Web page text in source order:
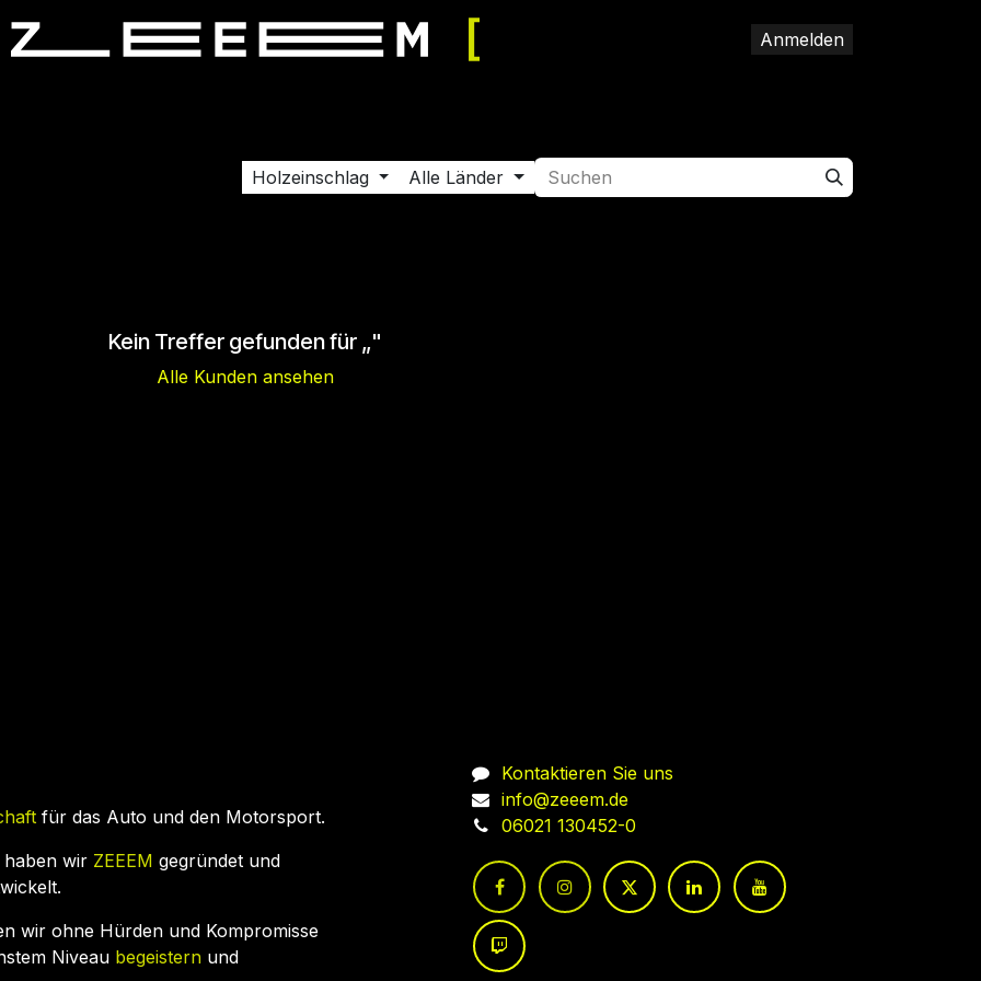
Anmelden
Holzeinschlag Alle Länder
Kein Treffer gefunden für „"
Alle Kunden ansehen
für das Auto und den Motorsport.
haben wir ZEEEM gegründet und
wir ohne Hürden und Kompromisse
Niveau begeistern und
Kontaktieren Sie uns
info@zeeem.de
06021 130452-0